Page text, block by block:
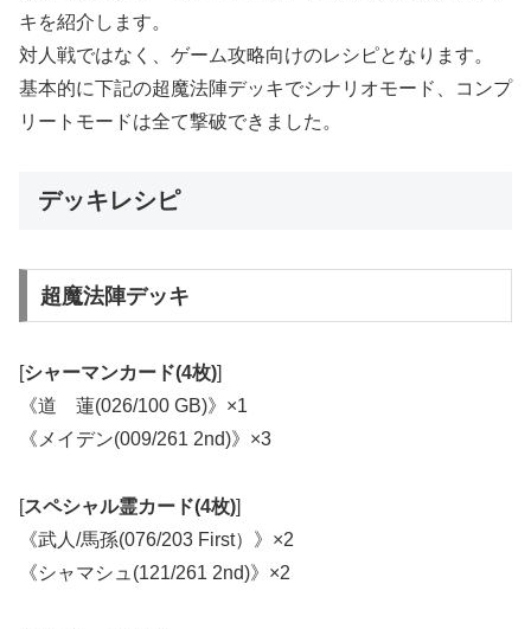
キを紹介します。
対人戦ではなく、ゲーム攻略向けのレシピとなります。
基本的に下記の超魔法陣デッキでシナリオモード、コンプ
リートモードは全て撃破できました。
デッキレシピ
超魔法陣デッキ
シャーマンカード(4枚)
《道 蓮(026/100 GB)》×1
《メイデン(009/261 2nd)》×3
[スペシャル霊カード(4枚)]
《武人/馬孫(076/203 First）》×2
《シャマシュ(121/261 2nd)》×2